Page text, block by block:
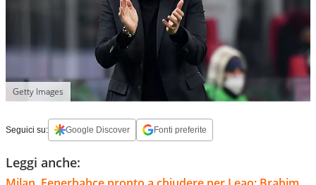
Getty Images
Seguici su: Google Discover Fonti preferite
Leggi anche: